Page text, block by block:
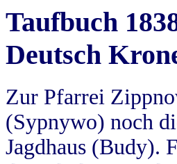
Taufbuch
Deutsch
Zur Pfarrei
(Sypnywo) noch
Jagdhaus (Budy).